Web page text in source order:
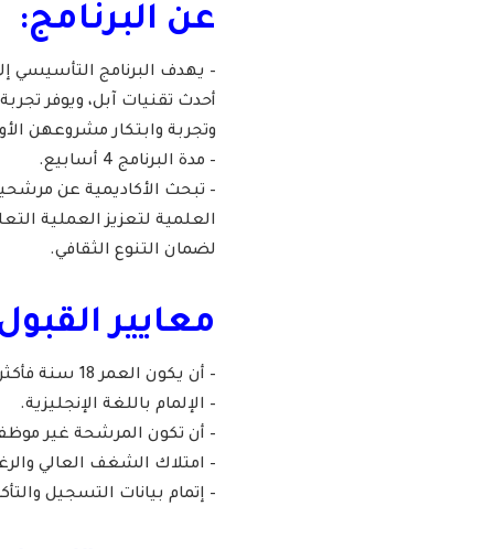
عن البرنامج:
– يهدف البرنامج التأسيسي
أحدث تقنيات آبل، ويوفر
وتجربة وابتكار مشروعهن
– مدة البرنامج 4 أسابيع.
– تبحث الأكاديمية عن
العلمية لتعزيز العملية
لضمان التنوع الثقافي.
معايير
– أن يكون العمر 18 سنة فأكثر.
– الإلمام باللغة الإنجليزية.
– أن تكون المرشحة غير
– امتلاك الشغف العالي
– إتمام بيانات التسجيل